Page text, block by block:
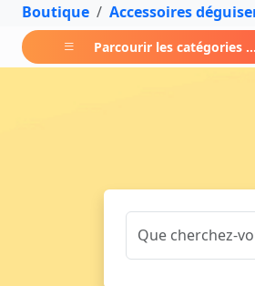
Boutique Accessoires
Parcourir les catégories ...